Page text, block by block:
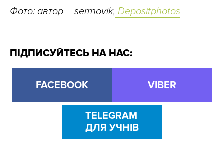
Фото: автор – serrnovik, Depositphotos
ПІДПИСУЙТЕСЬ НА НАС:
FACEBOOK VIBER
TELEGRAM
ДЛЯ УЧНІВ